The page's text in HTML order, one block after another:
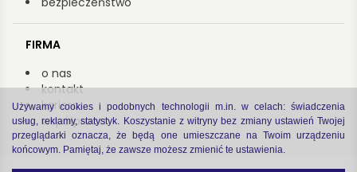
Używamy cookies i podobnych technologii m.in. w celach: świadczenia
usług, reklamy, statystyk. Koszystanie z witryny bez zmiany ustawień Twojej
przeglądarki oznacza, że będą one umieszczane na Twoim urządzeniu
końcowym. Pamiętaj, że zawsze możesz zmienić te ustawienia.
FIRMA
o nas
kontakt
kariera
współpraca